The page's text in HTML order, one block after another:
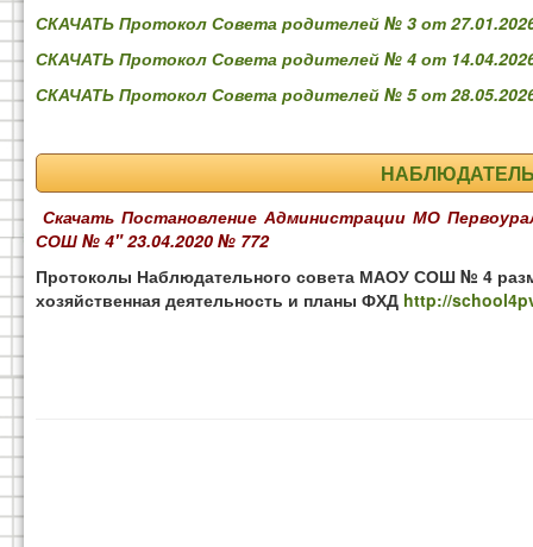
СКАЧАТЬ Протокол Совета родителей № 3 от
СКАЧАТЬ Протокол Совета родителей № 4 от
СКАЧАТЬ Протокол Совета родителей № 5 от
Скачать Постановление Администрации МО
СОШ № 4" 23.04.2020 № 772
Протоколы Наблюдательного совета МАОУ СОШ № 4
хозяйственная деятельность и планы ФХД http://